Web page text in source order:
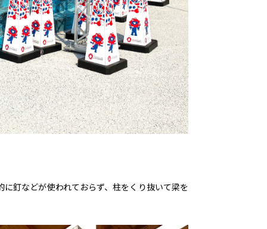
釘などが使われておらず、柱をくり抜いて梁を